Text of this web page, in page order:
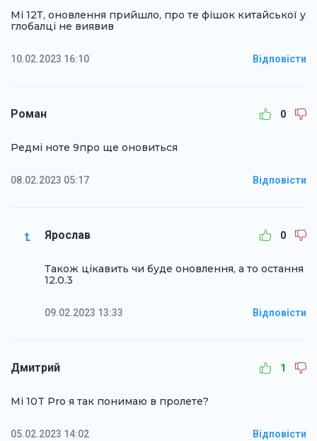
Мі 12Т, оновлення прийшло, про те фішок китайської у
глобалці не виявив
10.02.2023 16:10 Відповісти
Роман 0
Редмі ноте 9про ще оновиться
08.02.2023 05:17 Відповісти
Ярослав 0
Також цікавить чи буде оновлення, а то остання
12.0.3
09.02.2023 13:33 Відповісти
Дмитрий 1
Mi 10T Pro я так понимаю в пролете?
05.02.2023 14:02 Відповісти